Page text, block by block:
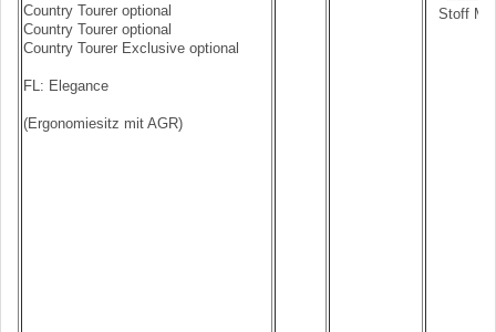
Country Tourer optional
Country Tourer optional
Country Tourer Exclusive optional
FL: Elegance
(Ergonomiesitz mit AGR)
Stoff